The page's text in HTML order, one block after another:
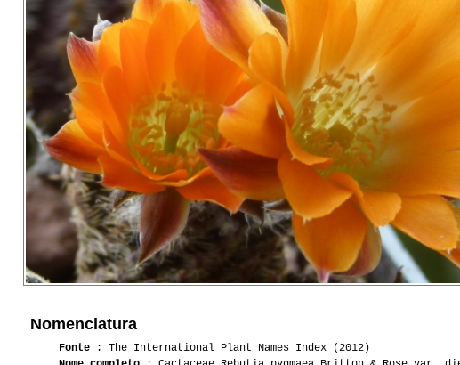
Nomenclatura
Fonte : The International Plant Names Index (2012)